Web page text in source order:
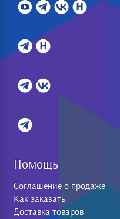
Помощь
Соглашение о продаже
Как заказать
Доставка товаров